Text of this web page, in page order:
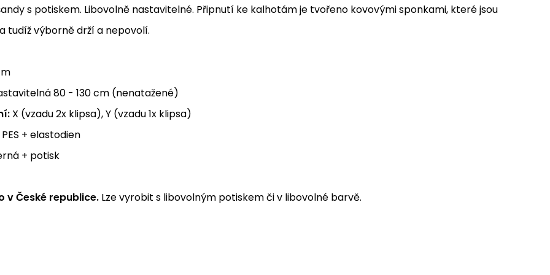
s potiskem. Libovolně nastavitelné. Připnutí ke kalhotám je tvořeno kovovými sponkami, které jsou
tudíž výborně drží a nepovolí.
80 - 130 cm (nenatažené)
X (vzadu 2x klipsa), Y (vzadu 1x klipsa)
PES + elastodien
+ potisk
v České republice. Lze vyrobit s libovolným potiskem či v libovolné barvě.